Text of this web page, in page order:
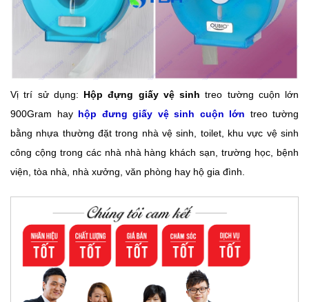
Vị trí sử dụng: Hộp đựng giấy vệ sinhtreo tường cuộn lớn
900Gram hay hộp đưng giấy vệ sinh cuộn lớn treo tường
bằng nhựa thường đặt trong nhà vệ sinh, toilet, khu vực vệ sinh
công cộng trong các nhà nhà hàng khách sạn, trường học, bệnh
viện, tòa nhà, nhà xưởng, văn phòng hay hộ gia đình.